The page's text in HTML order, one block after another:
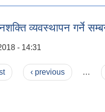
व्यवस्थापन गर्ने
- 14:31
‹ previous …